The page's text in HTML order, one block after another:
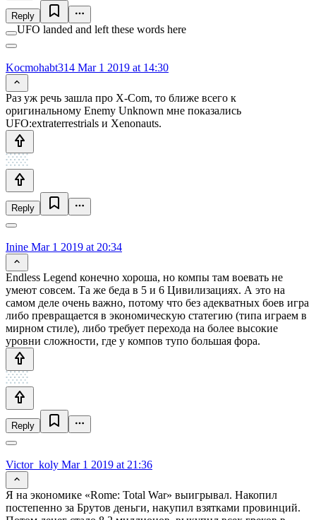
Reply
UFO landed and left these words here
Kocmohabt314 Mar 1 2019 at 14:30
Раз уж речь зашла про X-Com, то ближе всего к
оригинальному Enemy Unknown мне показались
UFO:extraterrestrials и Xenonauts.
Reply
Inine Mar 1 2019 at 20:34
Endless Legend конечно хороша, но компы там воевать не
умеют совсем. Та же беда в 5 и 6 Цивилизациях. А это на
самом деле очень важно, потому что без адекватных боев игра
либо превращается в экономическую статегию (типа играем в
мирном стиле), либо требует перехода на более высокие
уровни сложности, где у компов тупо большая фора.
Reply
Victor_koly Mar 1 2019 at 21:36
Я на экономике «Rome: Total War» выигрывал. Накопил
постепенно за Брутов деньги, накупил взятками провинций.